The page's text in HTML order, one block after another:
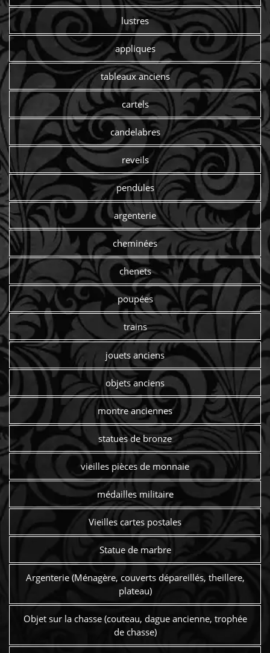
lustres
appliques
tableaux anciens
cartels
candelabres
reveils
pendules
argenterie
cheminées
chenets
poupées
trains
jouets anciens
objets anciens
montre anciennes
statues de bronze
vieilles pièces de monnaie
médailles militaire
Vieilles cartes postales
Statue de marbre
Argenterie (Ménagère, couverts dépareillés, theillere,
plateau)
Objet sur la chasse (couteau, dague ancienne, trophée
de chasse)